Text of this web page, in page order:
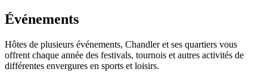
Événements
Hôtes de plusieurs événements, Chandler et ses quartiers vous
offrent chaque année des festivals, tournois et autres activités de
différentes envergures en sports et loisirs.